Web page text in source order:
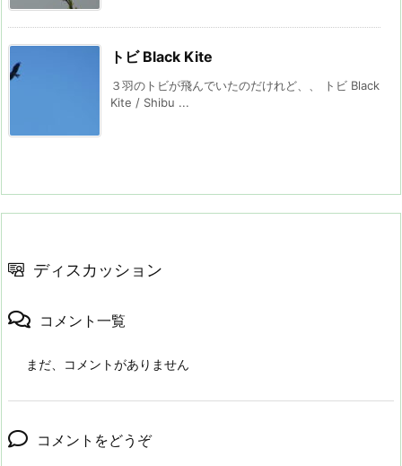
トビ Black Kite
３羽のトビが飛んでいたのだけれど、、 トビ Black
Kite / Shibu ...
ディスカッション
コメント一覧
まだ、コメントがありません
コメントをどうぞ